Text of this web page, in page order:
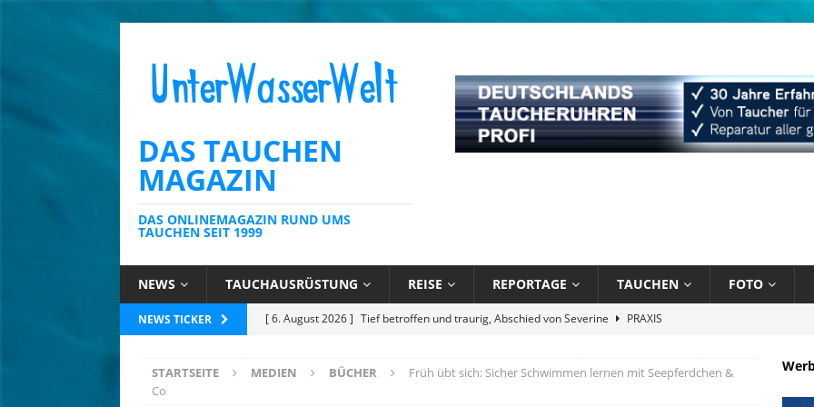
DAS TAUCHEN
MAGAZIN
DAS ONLINEMAGAZIN RUND UMS
TAUCHEN SEIT 1999
NEWS TAUCHAUSRÜSTUNG REISE REPORTAGE TAUCHEN FOTO
NEWS TICKER [ 6. August 2026 ] Kein Schnäppchen und stark limitiert: Bühlmann Decompression 02 Orange
[ 6. August 2026 ] Die Karibik unter Wasser mit Sandals Resorts
NEWS
STARTSEITE MEDIEN BÜCHER
Früh übt sich: Sicher Schwimmen lernen mit Seepferdchen &
Co